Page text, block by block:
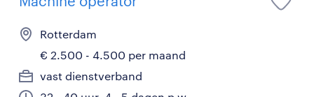
Rotterdam
€ 2.500 - 4.500 per maand
vast dienstverband